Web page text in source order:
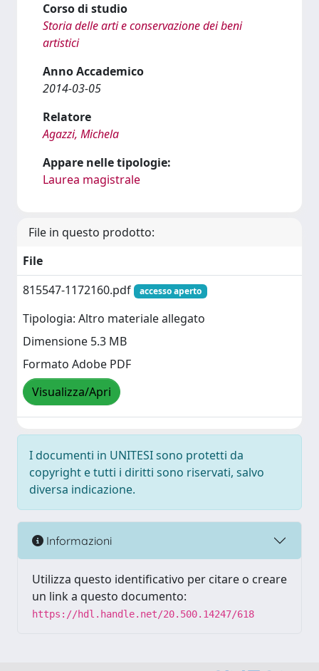
Corso di studio
Storia delle arti e conservazione dei beni
artistici
Anno Accademico
2014-03-05
Relatore
Agazzi, Michela
Appare nelle tipologie:
Laurea magistrale
File in questo prodotto:
File
815547-1172160.pdf
accesso aperto
Tipologia: Altro materiale allegato
Dimensione 5.3 MB
Formato Adobe PDF
Visualizza/Apri
I documenti in UNITESI sono protetti da
copyright e tutti i diritti sono riservati, salvo
diversa indicazione.
Informazioni
Utilizza questo identificativo per citare o creare
un link a questo documento:
https://hdl.handle.net/20.500.14247/618